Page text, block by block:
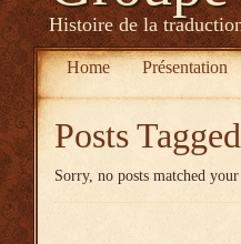
Histoire de la
Home Présentation
Posts Tagged
Sorry, no posts matched